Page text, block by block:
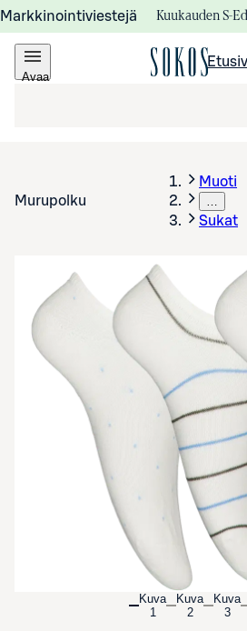
Markkinointiviestejä Kuukauden S-
Avaa
Murupolku
Muoti
…
Sukat
Avaa tuotekuva
Kuva
1
Kuva
2
Kuva
3